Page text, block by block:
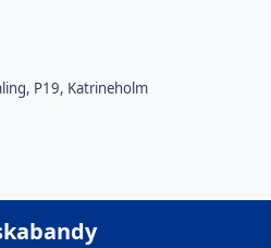
P19, Katrineholm